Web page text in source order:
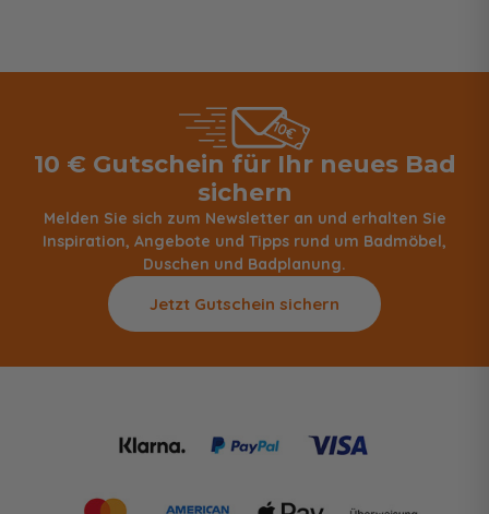
10 € Gutschein für Ihr neues Bad
sichern
Melden Sie sich zum Newsletter an und erhalten Sie
Inspiration, Angebote und Tipps rund um Badmöbel,
Duschen und Badplanung.
Jetzt Gutschein sichern